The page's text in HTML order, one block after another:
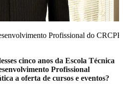
Profissional do CRCPR
cinco anos da Escola Técnica
Profissional
a oferta de cursos e eventos?